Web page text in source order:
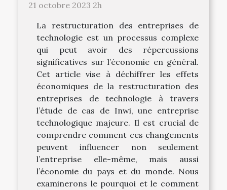
21 octobre 2023 2h
La restructuration des entreprises de
technologie est un processus complexe
qui peut avoir des répercussions
significatives sur l’économie en général.
Cet article vise à déchiffrer les effets
économiques de la restructuration des
entreprises de technologie à travers
l’étude de cas de Inwi, une entreprise
technologique majeure. Il est crucial de
comprendre comment ces changements
peuvent influencer non seulement
l’entreprise elle-même, mais aussi
l’économie du pays et du monde. Nous
examinerons le pourquoi et le comment